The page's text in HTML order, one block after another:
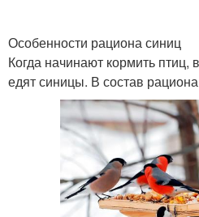
Особенности рациона синиц
Когда начинают кормить птиц,
едят синицы. В состав